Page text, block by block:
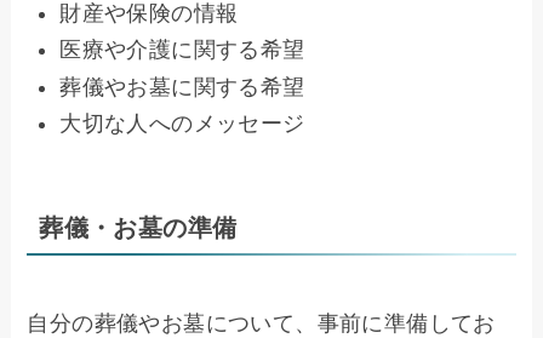
財産や保険の情報
医療や介護に関する希望
葬儀やお墓に関する希望
大切な人へのメッセージ
葬儀・お墓の準備
自分の葬儀やお墓について、事前に準備してお